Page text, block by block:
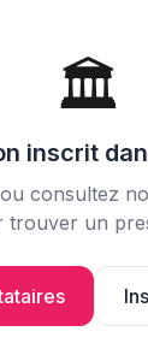
Partagez vos
🏛️
inscrit
consultez
trouver un